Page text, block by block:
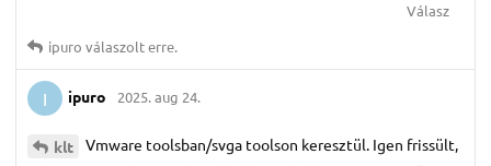
Válasz
ipuro válaszolt erre.
I ipuro 2025. aug 24.
klt
Vmware toolsban/svga toolson keresztül. Igen frissült,